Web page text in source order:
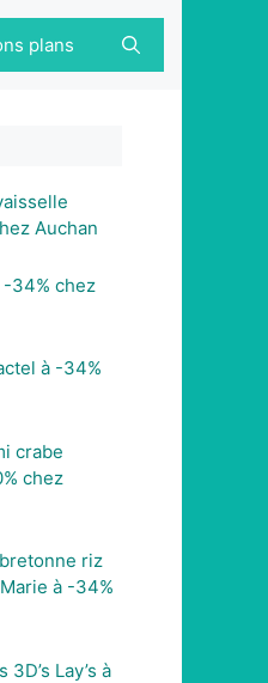
plans
Auchan
34% chez
à -34%
crabe
chez
riz
à -34%
Lay’s à